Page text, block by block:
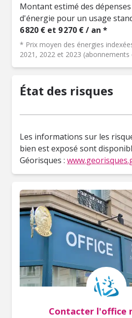
Montant estimé des
d'énergie pour un usage
6 820 € et 9 270 € / an *
* Prix moyen des énergies
2021, 2022 et 2023 (abonnements
État des risques
Les informations sur les
bien est exposé sont
Géorisques :
Contacter l'office